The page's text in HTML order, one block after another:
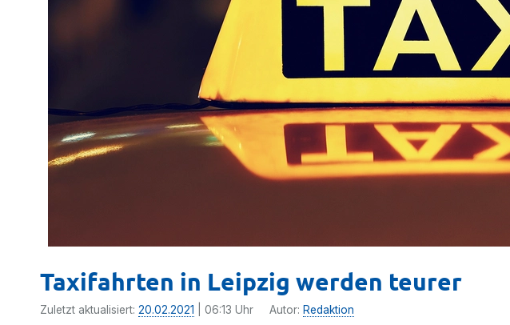
Taxifahrten in Leipzig werden teurer
Zuletzt aktualisiert: 20.02.2021 | 06:13 Uhr Autor: Redaktion